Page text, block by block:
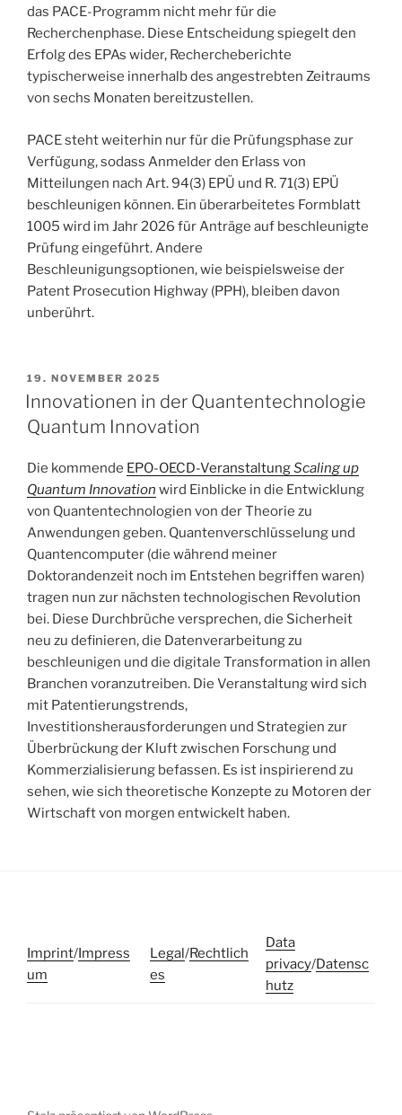
das PACE-Programm nicht mehr für die
Recherchenphase. Diese Entscheidung spiegelt den
Erfolg des EPAs wider, Rechercheberichte
typischerweise innerhalb des angestrebten Zeitraums
von sechs Monaten bereitzustellen.
PACE steht weiterhin nur für die Prüfungsphase zur
Verfügung, sodass Anmelder den Erlass von
Mitteilungen nach Art. 94(3) EPÜ und R. 71(3) EPÜ
beschleunigen können. Ein überarbeitetes Formblatt
1005 wird im Jahr 2026 für Anträge auf beschleunigte
Prüfung eingeführt. Andere
Beschleunigungsoptionen, wie beispielsweise der
Patent Prosecution Highway (PPH), bleiben davon
unberührt.
VERÖFFENTLICHT
AM
19. NOVEMBER 2025
Innovationen in der Quantentechnologie
Quantum Innovation
Die kommende EPO-OECD-VeranstaltungScaling up
Quantum Innovation wird Einblicke in die Entwicklung
von Quantentechnologien von der Theorie zu
Anwendungen geben. Quantenverschlüsselung und
Quantencomputer (die während meiner
Doktorandenzeit noch im Entstehen begriffen waren)
tragen nun zur nächsten technologischen Revolution
bei. Diese Durchbrüche versprechen, die Sicherheit
neu zu definieren, die Datenverarbeitung zu
beschleunigen und die digitale Transformation in allen
Branchen voranzutreiben. Die Veranstaltung wird sich
mit Patentierungstrends,
Investitionsherausforderungen und Strategien zur
Überbrückung der Kluft zwischen Forschung und
Kommerzialisierung befassen. Es ist inspirierend zu
sehen, wie sich theoretische Konzepte zu Motoren der
Wirtschaft von morgen entwickelt haben.
Imprint/ Impress
um
Legal /Rechtlich
es
Data
privacy/Datensc
hutz